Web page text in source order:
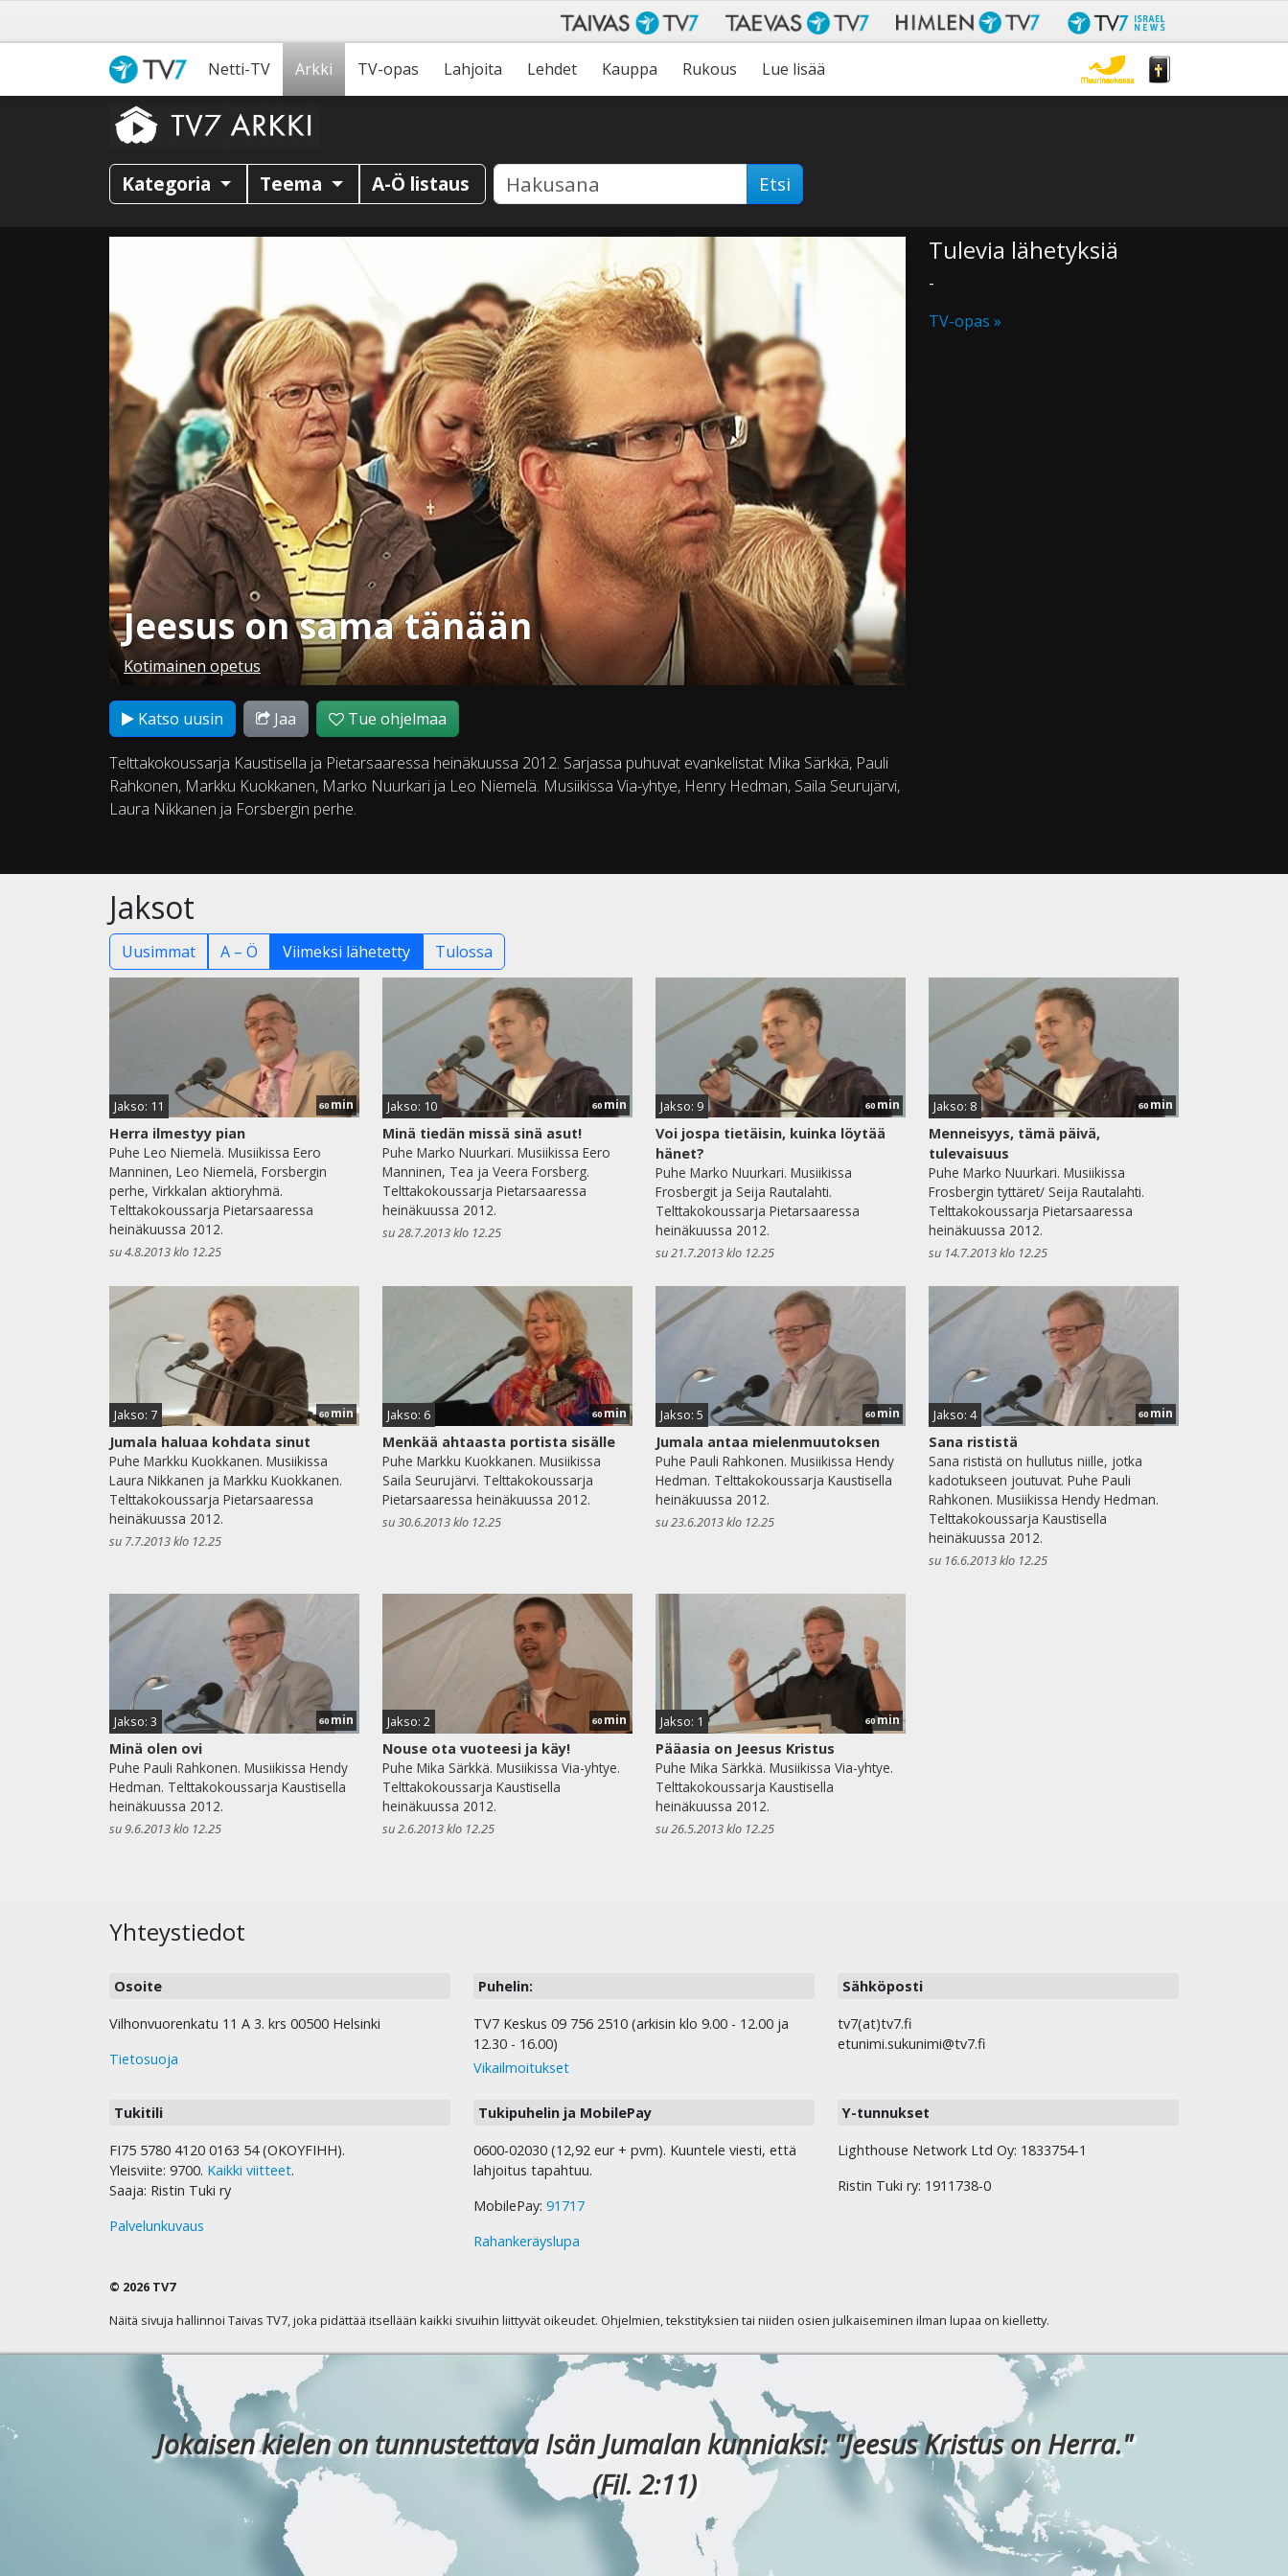
Netti-TV Arkki TV-opas Lahjoita Lehdet Kauppa Rukous Lue lisää
Kategoria Teema A-Ö listaus Etsi
Jeesus on sama tänään
Kotimainen opetus
Katso uusin Jaa Tue ohjelmaa
Telttakokoussarja Kaustisella ja Pietarsaaressa heinäkuussa 2012. Sarjassa puhuvat evankelistat Mika Särkkä, Pauli
Rahkonen, Markku Kuokkanen, Marko Nuurkari ja Leo Niemelä. Musiikissa Via-yhtye, Henry Hedman, Saila Seurujärvi,
Laura Nikkanen ja Forsbergin perhe.
Tulevia lähetyksiä
-
TV-opas »
Jaksot
Uusimmat A – Ö Viimeksi lähetetty Tulossa
Jakso: 11 60 min
Herra ilmestyy pian
Puhe Leo Niemelä. Musiikissa Eero
Manninen, Leo Niemelä, Forsbergin
perhe, Virkkalan aktioryhmä.
Telttakokoussarja Pietarsaaressa
heinäkuussa 2012.
su 4.8.2013 klo 12.25
Jakso: 10 60 min
Minä tiedän missä sinä asut!
Puhe Marko Nuurkari. Musiikissa Eero
Manninen, Tea ja Veera Forsberg.
Telttakokoussarja Pietarsaaressa
heinäkuussa 2012.
su 28.7.2013 klo 12.25
Jakso: 9 60 min
Voi jospa tietäisin, kuinka löytää
hänet?
Puhe Marko Nuurkari. Musiikissa
Frosbergit ja Seija Rautalahti.
Telttakokoussarja Pietarsaaressa
heinäkuussa 2012.
su 21.7.2013 klo 12.25
Jakso: 8 60 min
Menneisyys, tämä päivä,
tulevaisuus
Puhe Marko Nuurkari. Musiikissa
Frosbergin tyttäret/ Seija Rautalahti.
Telttakokoussarja Pietarsaaressa
heinäkuussa 2012.
su 14.7.2013 klo 12.25
Jakso: 7 60min
Jumala haluaa kohdata sinut
Puhe Markku Kuokkanen. Musiikissa
Laura Nikkanen ja Markku Kuokkanen.
Telttakokoussarja Pietarsaaressa
heinäkuussa 2012.
su 7.7.2013 klo 12.25
Jakso: 6 60min
Menkää ahtaasta portista sisälle
Puhe Markku Kuokkanen. Musiikissa
Saila Seurujärvi. Telttakokoussarja
Pietarsaaressa heinäkuussa 2012.
su 30.6.2013 klo 12.25
Jakso: 5 60min
Jumala antaa mielenmuutoksen
Puhe Pauli Rahkonen. Musiikissa Hendy
Hedman. Telttakokoussarja Kaustisella
heinäkuussa 2012.
su 23.6.2013 klo 12.25
Jakso: 4 60min
Sana rististä
Sana rististä on hullutus niille, jotka
kadotukseen joutuvat. Puhe Pauli
Rahkonen. Musiikissa Hendy Hedman.
Telttakokoussarja Kaustisella
heinäkuussa 2012.
su 16.6.2013 klo 12.25
Jakso: 3 60min
Minä olen ovi
Puhe Pauli Rahkonen. Musiikissa Hendy
Hedman. Telttakokoussarja Kaustisella
heinäkuussa 2012.
su 9.6.2013 klo 12.25
Jakso: 2 60 min
Nouse ota vuoteesi ja käy!
Puhe Mika Särkkä. Musiikissa Via-yhtye.
Telttakokoussarja Kaustisella
heinäkuussa 2012.
su 2.6.2013 klo 12.25
Jakso: 1 60min
Pääasia on Jeesus Kristus
Puhe Mika Särkkä. Musiikissa Via-yhtye.
Telttakokoussarja Kaustisella
heinäkuussa 2012.
su 26.5.2013 klo 12.25
Yhteystiedot
Osoite
Vilhonvuorenkatu 11 A 3. krs 00500 Helsinki
Tietosuoja
Puhelin:
TV7 Keskus 09 756 2510 (arkisin klo 9.00 - 12.00 ja
12.30 - 16.00)
Vikailmoitukset
Sähköposti
tv7(at)tv7.fi
etunimi.sukunimi@tv7.fi
Tukitili
FI75 5780 4120 0163 54 (OKOYFIHH).
Yleisviite: 9700. Kaikki viitteet.
Saaja: Ristin Tuki ry
Palvelunkuvaus
Tukipuhelin ja MobilePay
0600-02030 (12,92 eur + pvm). Kuuntele viesti, että
lahjoitus tapahtuu.
MobilePay: 91717
Rahankeräyslupa
Y-tunnukset
Lighthouse Network Ltd Oy: 1833754-1
Ristin Tuki ry: 1911738-0
© 2026 TV7
Näitä sivuja hallinnoi Taivas TV7, joka pidättää itsellään kaikki sivuihin liittyvät oikeudet. Ohjelmien, tekstityksien tai niiden osien julkaiseminen ilman lupaa on kielletty.
Jokaisen kielen on tunnustettava Isän Jumalan kunniaksi: "Jeesus Kristus on Herra."
(Fil. 2:11)